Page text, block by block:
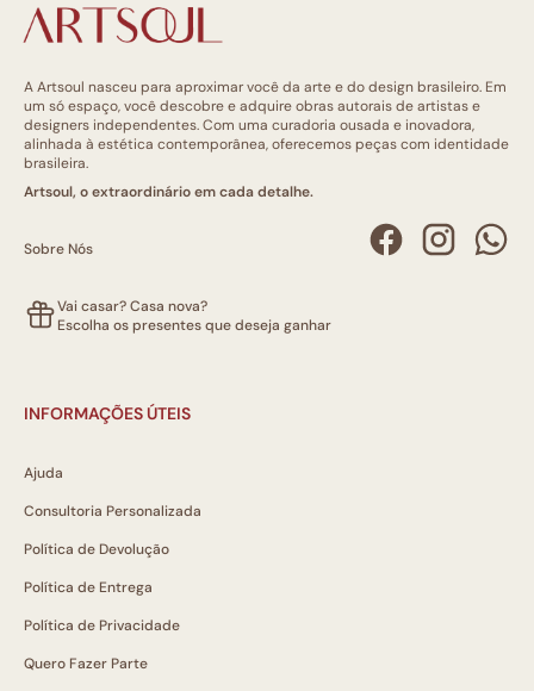
A Artsoul nasceu para aproximar você da arte e do design brasileiro. Em
um só espaço, você descobre e adquire obras autorais de artistas e
designers independentes. Com uma curadoria ousada e inovadora,
alinhada à estética contemporânea, oferecemos peças com identidade
brasileira.
Artsoul, o extraordinário em cada detalhe.
Sobre Nós
Vai casar? Casa nova?
Escolha os presentes que deseja ganhar
INFORMAÇÕES ÚTEIS
Ajuda
Consultoria Personalizada
Política de Devolução
Política de Entrega
Política de Privacidade
Quero Fazer Parte